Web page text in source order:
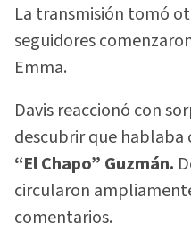
La transmisión tomó
seguidores
Emma.
Davis reaccionó con
descubrir que hablaba
“El Chapo” Guzmán.
circularon
comentarios.